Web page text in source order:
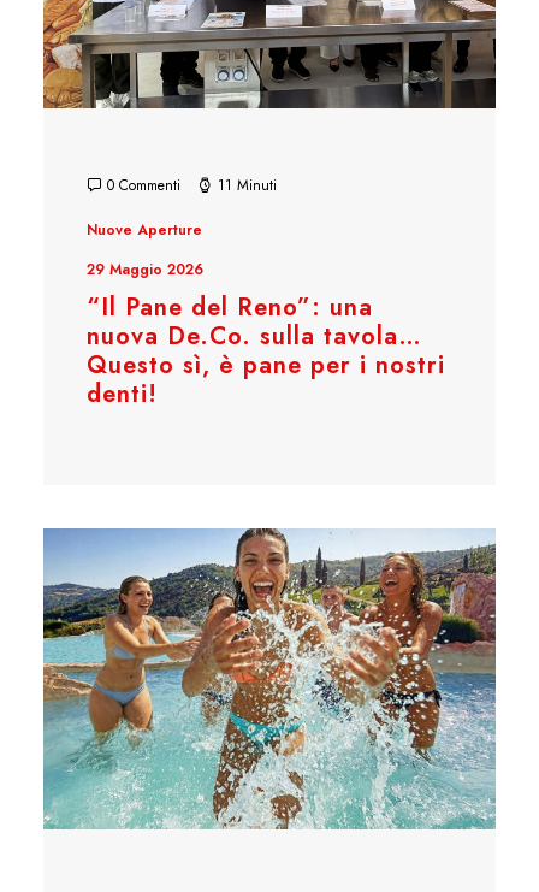
0 Commenti 11 Minuti
Nuove Aperture
29 Maggio 2026
“Il Pane del Reno”: una
nuova De.Co. sulla tavola…
Questo sì, è pane per i nostri
denti!